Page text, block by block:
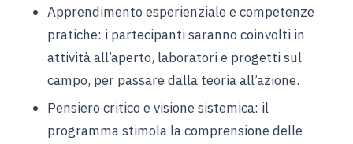
Apprendimento esperienziale e competenze
pratiche: i partecipanti saranno coinvolti in
attività all’aperto, laboratori e progetti sul
campo, per passare dalla teoria all’azione.
Pensiero critico e visione sistemica: il
programma stimola la comprensione delle